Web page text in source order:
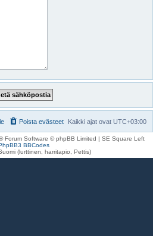
Kaikki ajat ovat UTC+03:00
Poista evästeet
Forum Software © phpBB Limited | SE Square Left
BBCodes
(lurttinen, harritapio, Pettis)